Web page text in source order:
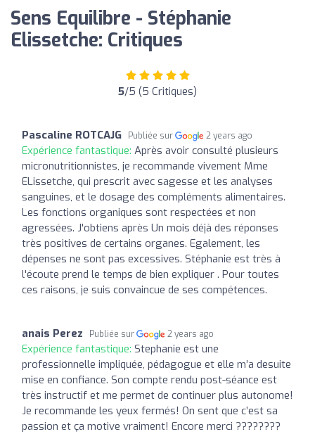
Sens Equilibre - Stéphanie
Elissetche: Critiques
5/5 (5 Critiques)
Pascaline ROTCAJG Publiée sur 2 years ago
Expérience fantastique: Après avoir consulté plusieurs
micronutritionnistes, je recommande vivement Mme
ELissetche, qui prescrit avec sagesse et les analyses
sanguines, et le dosage des compléments alimentaires.
Les fonctions organiques sont respectées et non
agressées. J'obtiens après Un mois déjà des réponses
très positives de certains organes. Egalement, les
dépenses ne sont pas excessives. Stéphanie est très à
l'écoute prend le temps de bien expliquer . Pour toutes
ces raisons, je suis convaincue de ses compétences.
anais Perez Publiée sur 2 years ago
Expérience fantastique: Stephanie est une
professionnelle impliquée, pédagogue et elle m’a desuite
mise en confiance. Son compte rendu post-séance est
très instructif et me permet de continuer plus autonome!
Je recommande les yeux fermés! On sent que c’est sa
passion et ça motive vraiment! Encore merci ????????